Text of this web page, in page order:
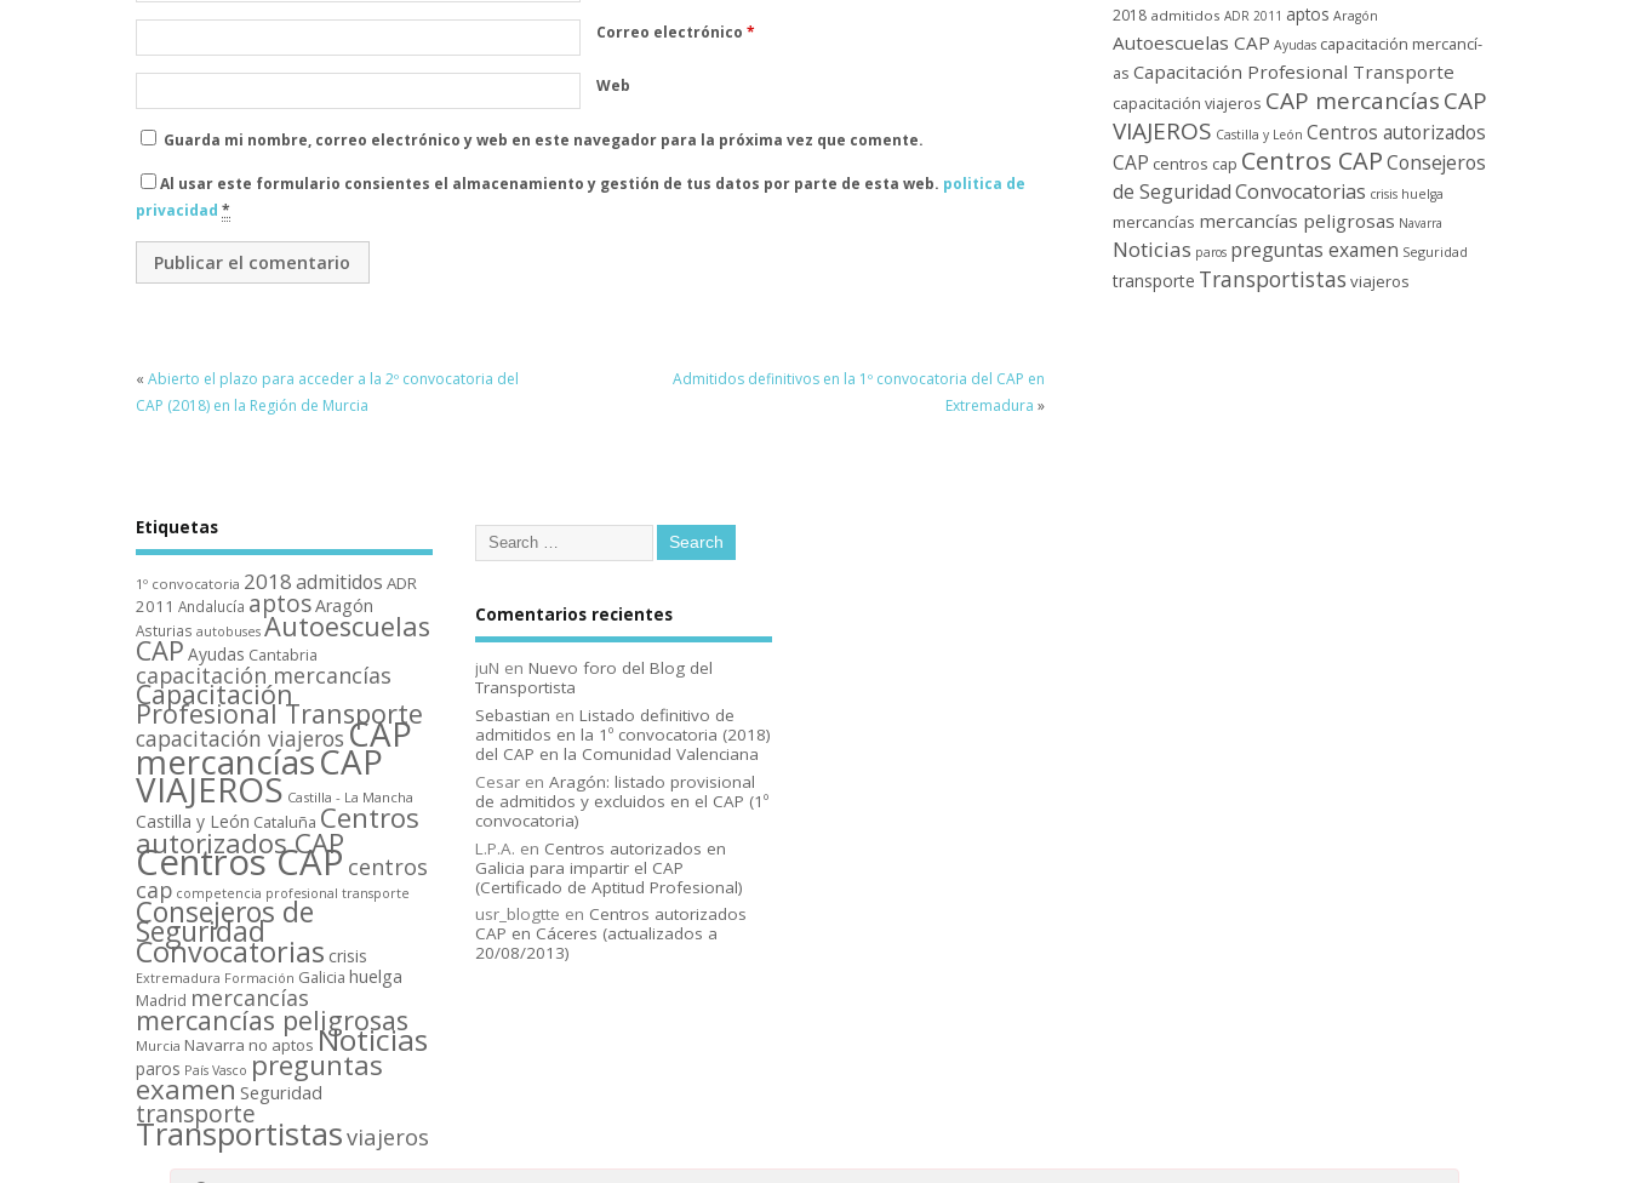
Correo electrónico*
Web
Guarda mi nombre, correo electrónico y web en este navegador para la próxima vez que comente.
Al usar este formulario consientes el almacenamiento y gestión de tus datos por parte de esta web. politica de
privacidad *
« Abierto el plazo para acceder a la 2º convocatoria del
CAP (2018) en la Región de Murcia
Admitidos definitivos en la 1º convocatoria del CAP en
Extremadura »
2018 admitidos ADR 2011 aptos Aragón
Autoescuelas CAP Ayudas capacitación mercancí­
as Capacitación Profesional Transporte
capacitación viajeros CAP mercancí­asCAP
VIAJEROS Castilla y León Centros autorizados
CAP centros cap Centros CAP Consejeros
de Seguridad Convocatorias crisis huelga
mercancí­as mercancí­as peligrosas Navarra
Noticias paros preguntas examen Seguridad
transporte Transportistas viajeros
Etiquetas
1º convocatoria 2018admitidos ADR
2011 Andalucí­a aptosAragón
Asturias autobuses Autoescuelas
CAP Ayudas Cantabria
capacitación mercancí­as
Capacitación
Profesional Transporte
capacitación viajerosCAP
mercancí­asCAP
VIAJEROS Castilla - La Mancha
Castilla y León Cataluña Centros
autorizados CAP
Centros CAP centros
cap competencia profesional transporte
Consejeros de
Seguridad
Convocatorias crisis
Extremadura Formación Galicia huelga
Madrid mercancí­as
mercancí­as peligrosas
Murcia Navarra no aptos Noticias
paros Paí­s Vasco preguntas
examen Seguridad
transporte
Transportistasviajeros
Comentarios recientes
juN en Nuevo foro del Blog del
Transportista
Sebastian en Listado definitivo de
admitidos en la 1º convocatoria (2018)
del CAP en la Comunidad Valenciana
Cesaren Aragón: listado provisional
de admitidos y excluidos en el CAP (1º
convocatoria)
L.P.A. en Centros autorizados en
Galicia para impartir el CAP
(Certificado de Aptitud Profesional)
usr_blogtte en Centros autorizados
CAP en Cáceres (actualizados a
20/08/2013)